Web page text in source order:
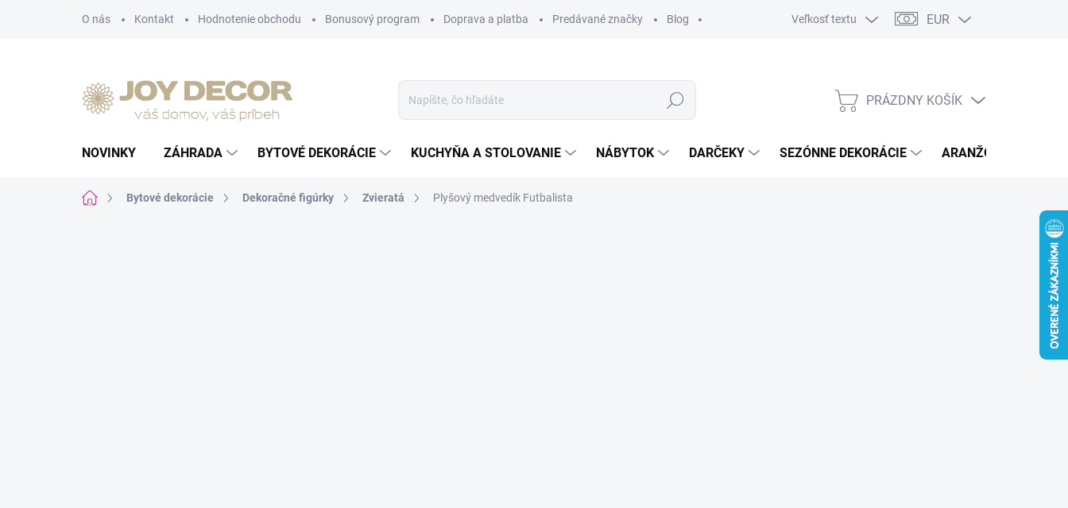
O nás Kontakt Hodnotenie obchodu Bonusový program Doprava a platba Predávané značky Blog Veľkosť textu EUR
Hľadať
NÁKUPNÝ
PRÁZDNY KOŠÍK
NOVINKY ZÁHRADA BYTOVÉ DEKORÁCIE KUCHYŇA A STOLOVANIE NÁBYTOK DARČEKY SEZÓNNE DEKORÁCIE ARANŽOVACÍ
DomovBytové dekorácie Dekoračné figúrky Zvieratá Plyšový medvedík Futbalista